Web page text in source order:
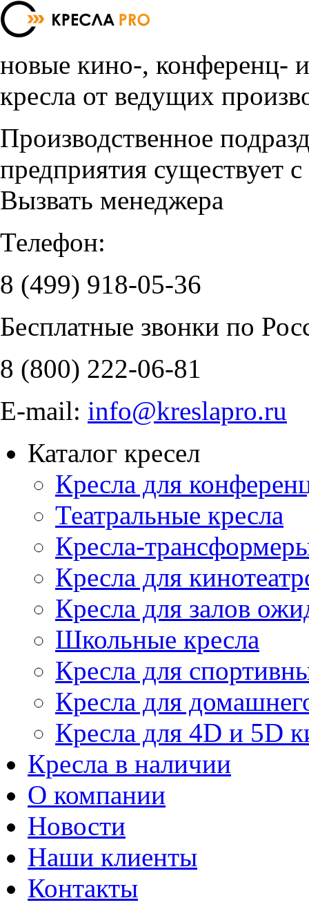
новые кино-, конференц-
кресла от ведущих
Производственное
предприятия существует
Вызвать менеджера
Телефон:
8 (499) 918-05-36
Бесплатные звонки по
8 (800) 222-06-81
E-mail: info@kreslapro.ru
Каталог кресел
Кресла для
Театральные кресла
Кресла-
Кресла для
Кресла для залов
Школьные кресла
Кресла для
Кресла для
Кресла для 4D и 5D
Кресла в наличии
О компании
Новости
Наши клиенты
Контакты